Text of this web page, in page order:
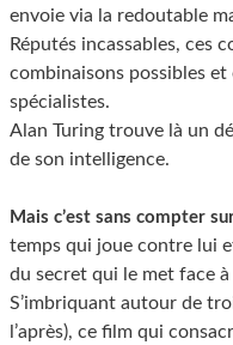
envoie via la redoutable
Réputés incassables, ces
combinaisons possibles
spécialistes.
Alan Turing trouve là un
de son intelligence.
Mais c’est sans compter
temps qui joue contre lui
du secret qui le met face
S’imbriquant autour de
l’après), ce film qui